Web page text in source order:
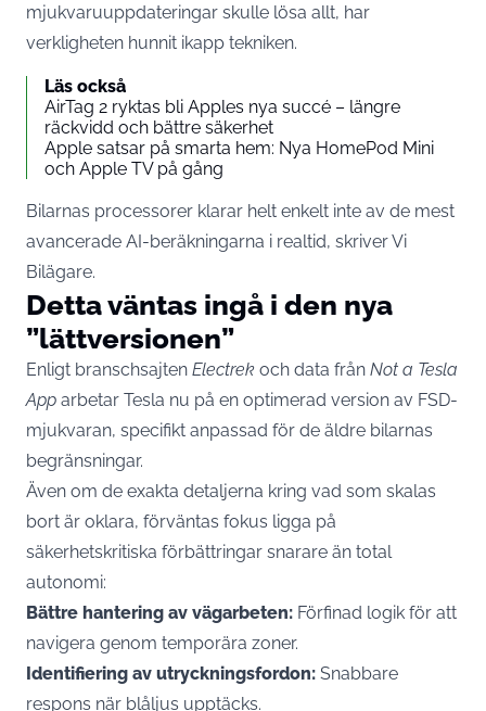
mjukvaruuppdateringar skulle lösa allt, har
verkligheten hunnit ikapp tekniken.
Läs också
AirTag 2 ryktas bli Apples nya succé – längre
räckvidd och bättre säkerhet
Apple satsar på smarta hem: Nya HomePod Mini
och Apple TV på gång
Bilarnas processorer klarar helt enkelt inte av de mest
avancerade AI-beräkningarna i realtid, skriverVi
Bilägare.
Detta väntas ingå i den nya
”lättversionen”
Enligt branschsajten Electrek och data från Not a Tesla
App arbetar Tesla nu på en optimerad version av FSD-
mjukvaran, specifikt anpassad för de äldre bilarnas
begränsningar.
Även om de exakta detaljerna kring vad som skalas
bort är oklara, förväntas fokus ligga på
säkerhetskritiska förbättringar snarare än total
autonomi:
Bättre hantering av vägarbeten: Förfinad logik för att
navigera genom temporära zoner.
Identifiering av utryckningsfordon: Snabbare
respons när blåljus upptäcks.